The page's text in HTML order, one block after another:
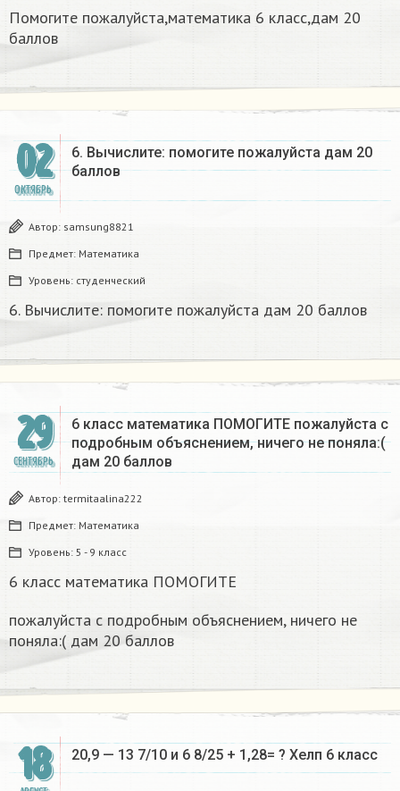
Помогите пожалуйста,математика 6 класс,дам 20
баллов​
02
ОКТЯБРЬ
6. Вычислите: помогите пожалуйста дам 20
баллов ​
Автор: samsung8821
Предмет: Математика
Уровень: студенческий
6. Вычислите: помогите пожалуйста дам 20 баллов ​
29
СЕНТЯБРЬ
6 класс математика ПОМОГИТЕ пожалуйста с
подробным объяснением, ничего не поняла:(
дам 20 баллов
Автор: termitaalina222
Предмет: Математика
Уровень: 5 - 9 класс
6 класс математика ПОМОГИТЕ
пожалуйста с подробным объяснением, ничего не
поняла:( дам 20 баллов
18 20,9 — 13 7/10 и 6 8/25 + 1,28= ? Хелп 6 класс